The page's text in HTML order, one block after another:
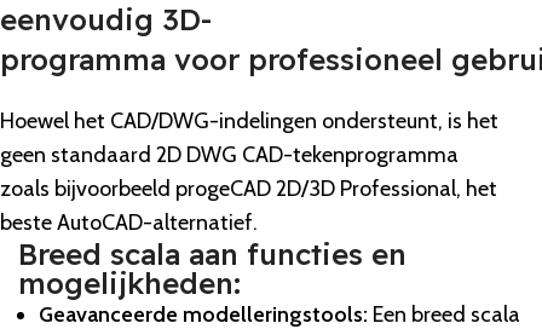
eenvoudig 3D-
programma voor professioneel
Hoewel het CAD/DWG-indelingen ondersteunt, is het
geen standaard 2D DWG CAD-tekenprogramma
zoals bijvoorbeeld progeCAD 2D/3D Professional, het
beste AutoCAD-alternatief.
Breed scala aan functies en
mogelijkheden:
Geavanceerde modelleringstools: Een breed scala